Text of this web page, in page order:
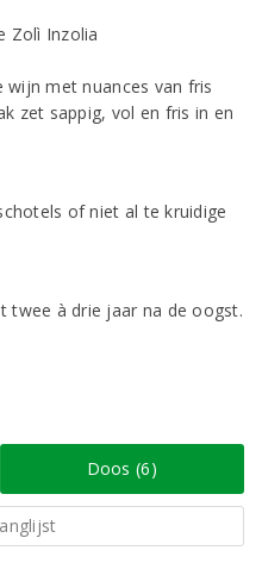
met nuances van fris
zet sappig, vol en fris in en
of niet al te kruidige
twee à drie jaar na de oogst.
Doos (6)